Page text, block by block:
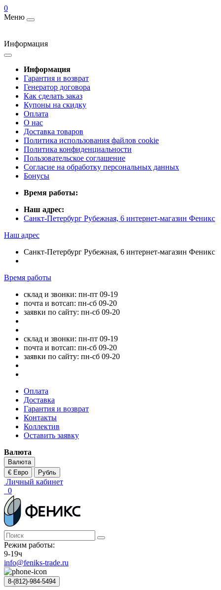
0
Меню
Информация
Информация
Гарантия и возврат
Генератор договора
Как сделать заказ
Купоны на скидку
Оплата
О нас
Доставка товаров
Политика использования файлов cookie
Политика конфиденциальности
Пользовательское соглашение
Согласие на обработку персональных данных
Бонусы
Время работы:
Наш адрес:
Санкт-Петербург Рубежная, 6 интернет-магазин Феникс
Наш адрес
Санкт-Петербург Рубежная, 6 интернет-магазин Феникс
Время работы
склад и звонки: пн-пт 09-19
почта и вотсап: пн-сб 09-20
заявки по сайту: пн-сб 09-20
склад и звонки: пн-пт 09-19
почта и вотсап: пн-сб 09-20
заявки по сайту: пн-сб 09-20
Оплата
Доставка
Гарантия и возврат
Контакты
Коллектив
Оставить заявку
Валюта
Валюта
€ Евро
Рубль
Личный кабинет
0
Режим работы:
9-19ч
info@feniks-trade.ru
8-(812)-984-5494